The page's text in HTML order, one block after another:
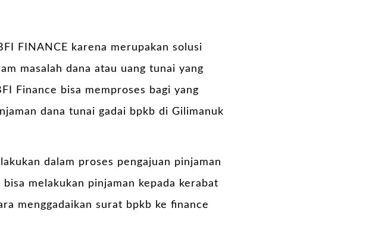
FINANCE karena merupakan solusi
masalah dana atau uang tunai yang
Finance bisa memproses bagi yang
dana tunai gadai bpkb di Gilimanuk
dalam proses pengajuan pinjaman
melakukan pinjaman kepada kerabat
menggadaikan surat bpkb ke finance